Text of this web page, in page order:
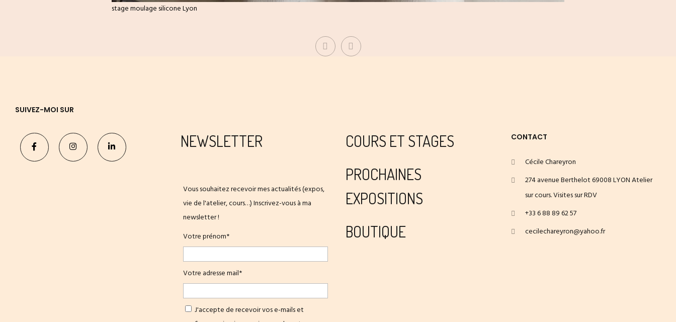
stage moulage silicone Lyon
SUIVEZ-MOI SUR
NEWSLETTER
Vous souhaitez recevoir mes actualités (expos,
vie de l'atelier, cours…) Inscrivez-vous à ma
newsletter !
Votre prénom*
Votre adresse mail*
J'accepte de recevoir vos e-mails et
COURS ET STAGES
PROCHAINES
EXPOSITIONS
BOUTIQUE
CONTACT
Cécile Chareyron
274 avenue Berthelot 69008 LYON Atelier
sur cours. Visites sur RDV
+33 6 88 89 62 57
cecilechareyron@yahoo.fr